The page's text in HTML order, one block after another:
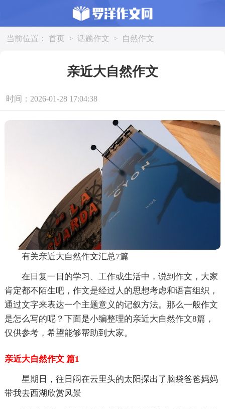
当前位置： 首页 > 话题作文 > 自然作文
亲近大自然作文
时间：2026-01-28 17:04:38
有关亲近大自然作文汇总7篇
在日复一日的学习、工作或生活中，说到作文，大家
肯定都不陌生吧，作文是经过人的思想考虑和语言组织，
通过文字来表达一个主题意义的记叙方法。那么一般作文
是怎么写的呢？下面是小编整理的亲近大自然作文8篇，
仅供参考，希望能够帮助到大家。
亲近大自然作文 篇1
星期日，往日闷在云里头的太阳探出了脑袋爸爸妈妈
带我去西湖欣赏风景